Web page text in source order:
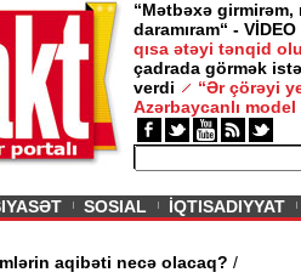
“Mətbəxə girmirəm,
daramıram“ - VİDEO
qısa ətəyi tənqid
çadrada görmək
verdi
“Ər çörəyi
Azərbaycanlı model
SOSIAL İQTISADIYYAT
aqibəti necə olacaq?